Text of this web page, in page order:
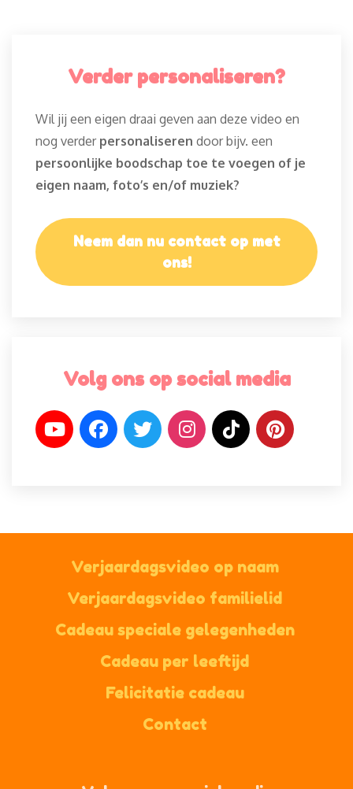
Verder personaliseren?
Wil jij een eigen draai geven aan deze video en
nog verder personaliseren door bijv. een
persoonlijke boodschap toe te voegen of je
eigen naam, foto’s en/of muziek?
Neem dan nu contact op met
ons!
Volg ons op social media
Verjaardagsvideo op naam
Verjaardagsvideo familielid
Cadeau speciale gelegenheden
Cadeau per leeftijd
Felicitatie cadeau
Contact